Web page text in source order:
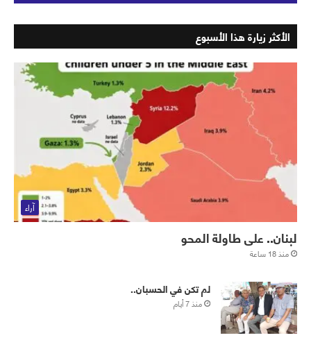
الأكثر زيارة هذا الأسبوع
آراء
لبنان.. على طاولة المحو
منذ 18 ساعة
لم تكن في الحسبان..
منذ 7 أيام